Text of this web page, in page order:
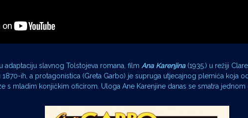
adaptaciju slavnog Tolstojeva romana, film Ana Karenjina(1935.) u režiji
1870-ih, a protagonistica (Greta Garbo) je supruga utjecajnog plemića koja
s mladim konjičkim oficirom. Uloga Ane Karenjine danas se smatra